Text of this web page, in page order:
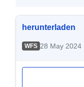
herunterladen
WFS 28 May 2024